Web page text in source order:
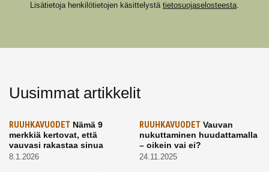
Lisätietoja henkilötietojen käsittelystä tietosuojaselosteesta.
Uusimmat artikkelit
RUUHKAVUODET Nämä 9
merkkiä kertovat, että
vauvasi rakastaa sinua
8.1.2026
RUUHKAVUODETVauvan
nukuttaminen huudattamalla
– oikein vai ei?
24.11.2025